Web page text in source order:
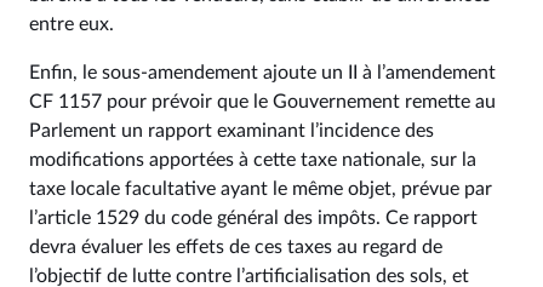
entre eux.
Enfin, le sous-amendement ajoute un II à l’amendement
CF 1157 pour prévoir que le Gouvernement remette au
Parlement un rapport examinant l’incidence des
modifications apportées à cette taxe nationale, sur la
taxe locale facultative ayant le même objet, prévue par
l’article 1529 du code général des impôts. Ce rapport
devra évaluer les effets de ces taxes au regard de
l’objectif de lutte contre l’artificialisation des sols, et